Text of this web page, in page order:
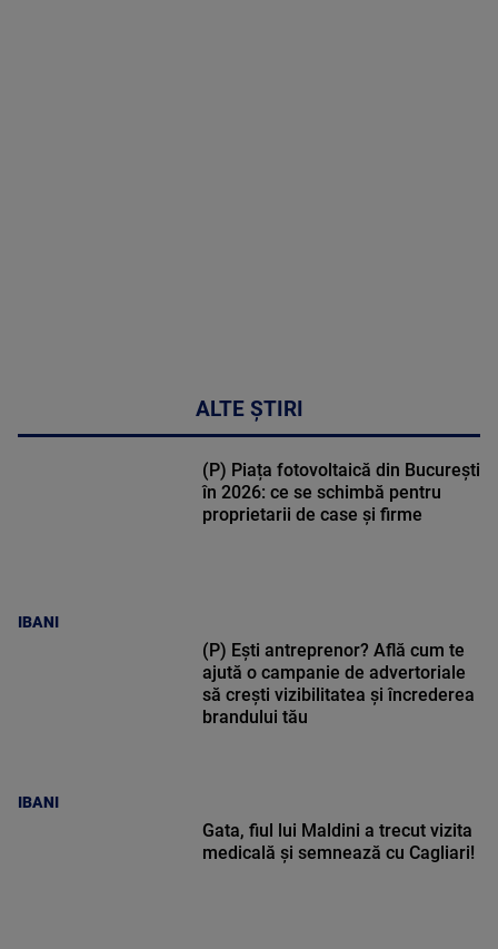
ALTE ȘTIRI
IBANI
(P) Piața fotovoltaică din București
în 2026: ce se schimbă pentru
proprietarii de case și firme
IBANI
(P) Ești antreprenor? Află cum te
ajută o campanie de advertoriale
să crești vizibilitatea și încrederea
brandului tău
Gata, fiul lui Maldini a trecut vizita
medicală și semnează cu Cagliari!